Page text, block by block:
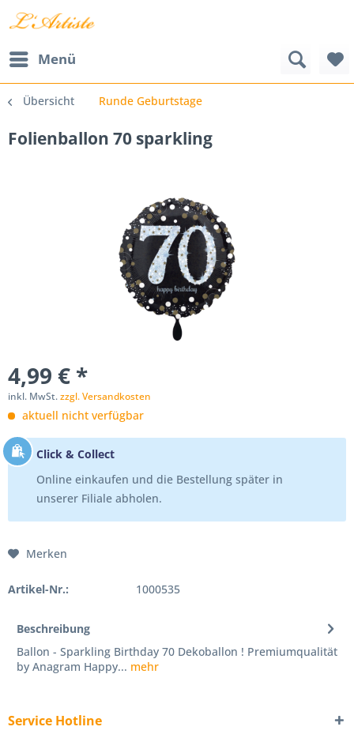
Menü
Übersicht Runde Geburtstage
Folienballon 70 sparkling
4,99 € *
inkl. MwSt.zzgl. Versandkosten
aktuell nicht verfügbar
Click & Collect
Online einkaufen und die Bestellung später in
unserer Filiale abholen.
Merken
Artikel-Nr.: 1000535
Beschreibung
Ballon - Sparkling Birthday 70 Dekoballon ! Premiumqualität
by Anagram Happy... mehr
Service Hotline